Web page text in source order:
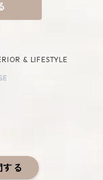
る
& LIFESTYLE